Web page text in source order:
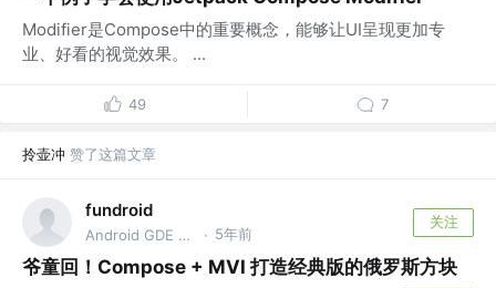
Modifier是Compose中的重要概念，能够让UI呈现更加专
业、好看的视觉效果。 ...
49 7
拎壶冲 赞了这篇文章
fundroid
Android GDE @Bytedance · 5年前
关注
爷童回！Compose + MVI 打造经典版的俄罗斯方块